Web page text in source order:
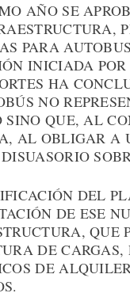
AÑO SE
PARA
INICIADA POR
HA
NO
SINO QUE, AL
AL OBLIGAR A
DEL
DE ESE
QUE
DE
DE